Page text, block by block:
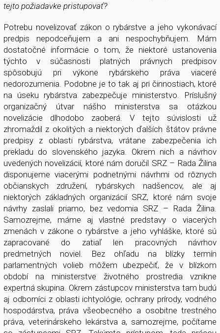
tejto požiadavke pristupovať?
Potrebu novelizovať zákon o rybárstve a jeho vykonávací
predpis nepodceňujem a ani nespochybňujem. Mám
dostatočné informácie o tom, že niektoré ustanovenia
týchto v súčasnosti platných právnych predpisov
spôsobujú pri výkone rybárskeho práva viaceré
nedorozumenia. Podobne je to tak aj pri činnostiach, ktoré
na úseku rybárstva zabezpečuje ministerstvo. Príslušný
organizačný útvar nášho ministerstva sa otázkou
novelizácie dlhodobo zaoberá. V tejto súvislosti už
zhromaždil z okolitých a niektorých ďalších štátov právne
predpisy z oblasti rybárstva, vrátane zabezpečenia ich
prekladu do slovenského jazyka. Okrem nich a návrhov
uvedených novelizácií, ktoré nám doručil SRZ – Rada Žilina
disponujeme viacerými podnetnými návrhmi od rôznych
občianskych združení, rybárskych nadšencov, ale aj
niektorých základných organizácií SRZ, ktoré nám svoje
návrhy zaslali priamo, bez vedomia SRZ – Rada Žilina.
Samozrejme, máme aj vlastné predstavy o viacerých
zmenách v zákone o rybárstve a jeho vyhláške, ktoré sú
zapracované do zatiaľ len pracovných návrhov
predmetných noviel. Bez ohľadu na blízky termín
parlamentných volieb môžem ubezpečiť, že v blízkom
období na ministerstve životného prostredia vznikne
expertná skupina. Okrem zástupcov ministerstva tam budú
aj odborníci z oblasti ichtyológie, ochrany prírody, vodného
hospodárstva, práva všeobecného a osobitne trestného
práva, veterinárskeho lekárstva a, samozrejme, počítame